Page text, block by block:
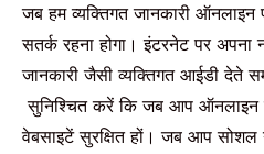
जब हम व्यक्तिगत जानकारी ऑनलाइन
सतर्क रहना होगा। इंटरनेट पर अपना
जानकारी जैसी व्यक्तिगत आईडी देते
सुनिश्चित करें कि जब आप ऑनलाइन
वेबसाइटें सुरक्षित हों। जब आप सोशल